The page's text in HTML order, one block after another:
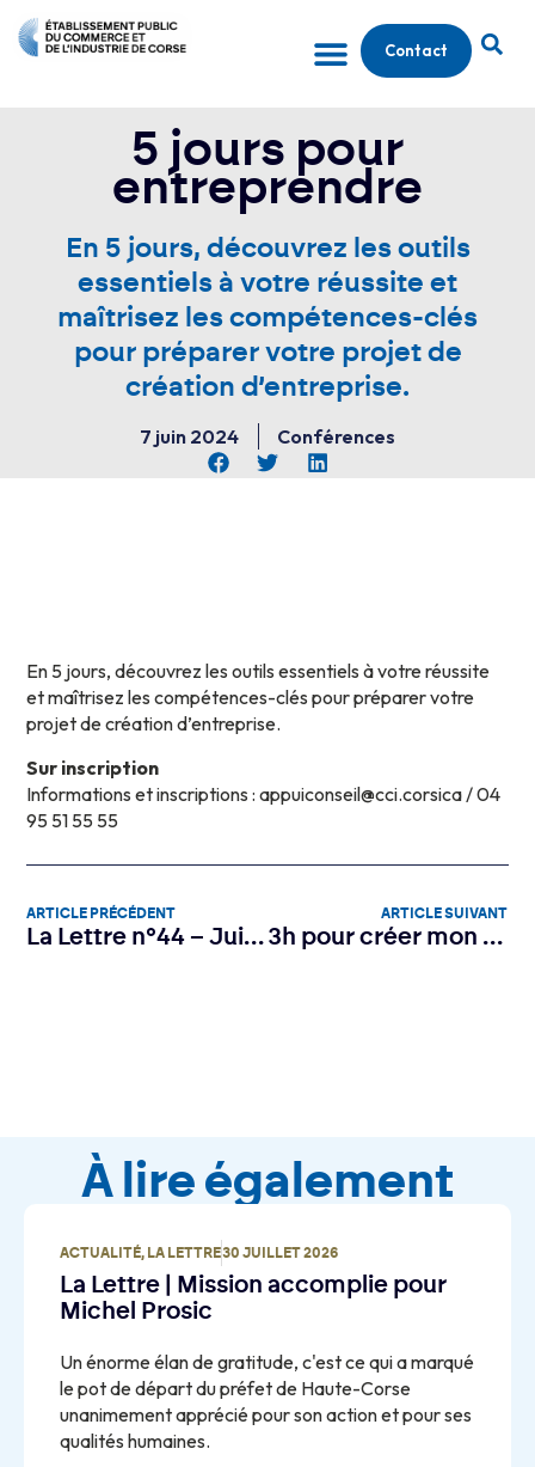
Contact
5 jours pour
entreprendre
En 5 jours, découvrez les outils
essentiels à votre réussite et
maîtrisez les compétences-clés
pour préparer votre projet de
création d’entreprise.
7 juin 2024 Conférences
En 5 jours, découvrez les outils essentiels à votre réussite
et maîtrisez les compétences-clés pour préparer votre
projet de création d’entreprise.
Sur inscription
Informations et inscriptions : appuiconseil@cci.corsica / 04
95 51 55 55
ARTICLE PRÉCÉDENT
La Lettre n°44 – Juin 2024
ARTICLE SUIVANT
3h pour créer mon entreprise
À lire également
ACTUALITÉ, LA LETTRE30 JUILLET 2026
La Lettre | Mission accomplie pour
Michel Prosic
Un énorme élan de gratitude, c'est ce qui a marqué
le pot de départ du préfet de Haute-Corse
unanimement apprécié pour son action et pour ses
qualités humaines.